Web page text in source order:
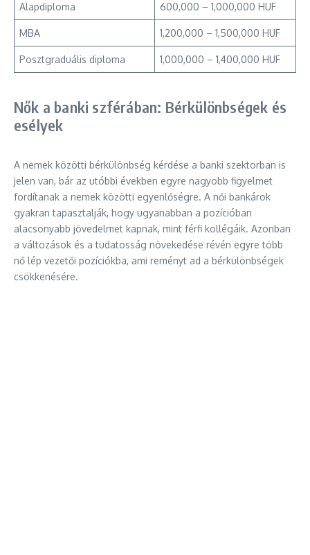
Alapdiploma 600,000 – 1,000,000 HUF
MBA 1,200,000 – 1,500,000 HUF
Posztgraduális diploma 1,000,000 – 1,400,000 HUF
Nők a banki szférában: Bérkülönbségek és
esélyek
A nemek közötti bérkülönbség kérdése a banki szektorban is
jelen van, bár az utóbbi években egyre nagyobb figyelmet
fordítanak a nemek közötti egyenlőségre. A női bankárok
gyakran tapasztalják, hogy ugyanabban a pozícióban
alacsonyabb jövedelmet kapnak, mint férfi kollégáik. Azonban
a változások és a tudatosság növekedése révén egyre több
nő lép vezetői pozíciókba, ami reményt ad a bérkülönbségek
csökkenésére.